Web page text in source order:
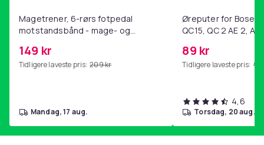
Magetrener, 6-rørs fotpedal
motstandsbånd - mage- og
hjemmegymnastikk Purple
149 kr
Tidligere laveste pris: 209 kr
mandag, 17 aug.
Øreputer for Bose
QC15, QC 2 AE 2, AE
89 kr
Tidligere laveste pris: 99
4,6
torsdag, 20 aug.